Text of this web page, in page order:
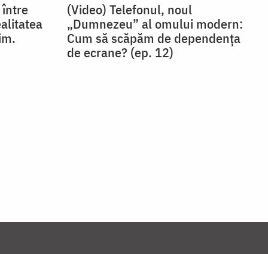
între
(Video) Telefonul, noul
„Dumnezeu” al omului modern:
Cum să scăpăm de dependența
de ecrane? (ep. 12)